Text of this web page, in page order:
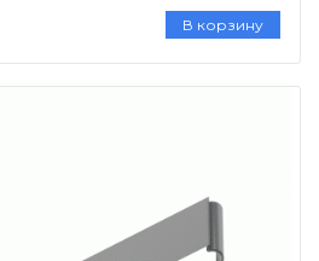
В корзину